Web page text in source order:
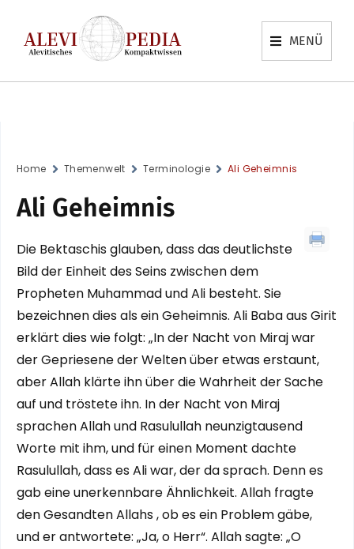
MENÜ
Home Themenwelt Terminologie Ali Geheimnis
Ali Geheimnis
Die Bektaschis glauben, dass das deutlichste
Bild der Einheit des Seins zwischen dem
Propheten Muhammad und Ali besteht. Sie
bezeichnen dies als ein Geheimnis. Ali Baba aus Girit
erklärt dies wie folgt: „In der Nacht von Miraj war
der Gepriesene der Welten über etwas erstaunt,
aber Allah klärte ihn über die Wahrheit der Sache
auf und tröstete ihn. In der Nacht von Miraj
sprachen Allah und Rasulullah neunzigtausend
Worte mit ihm, und für einen Moment dachte
Rasulullah, dass es Ali war, der da sprach. Denn es
gab eine unerkennbare Ähnlichkeit. Allah fragte
den Gesandten Allahs , ob es ein Problem gäbe,
und er antwortete: „Ja, o Herr“. Allah sagte: „O